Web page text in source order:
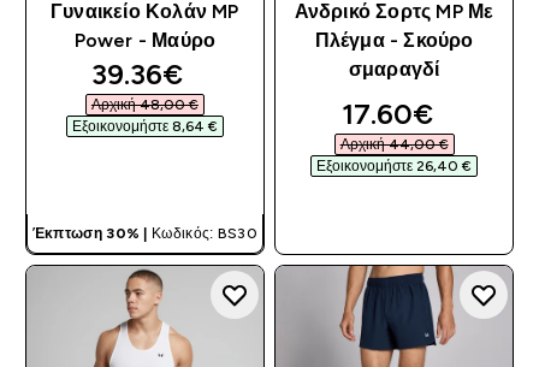
Γυναικείο Κολάν MP
Power - Μαύρο
discounted price
39.36€‎
Αρχική 48,00 €‎
Εξοικονομήστε 8,64 €‎
Έκπτωση 30% | Κωδικός: BS30
Ανδρικό Σορτς MP Με
Πλέγμα - Σκούρο
σμαραγδί
discounted
17.60€‎
Αρχική 44,00 €‎
Εξοικονομήστε 26,40 €‎